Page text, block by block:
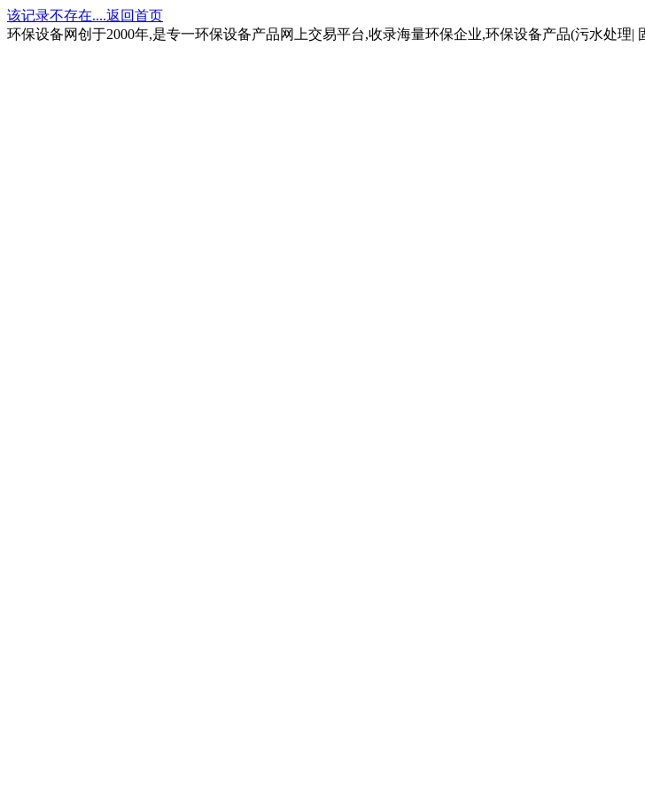
该记录不存在....返回首页
环保设备网创于2000年,是专一环保设备产品网上交易平台,收录海量环保企业,环保设备产品(污水处理|